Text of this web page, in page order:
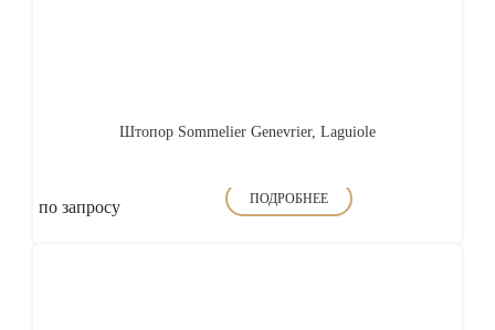
Штопор Sommelier Genevrier, Laguiole
по запросу ПОДРОБНЕЕ